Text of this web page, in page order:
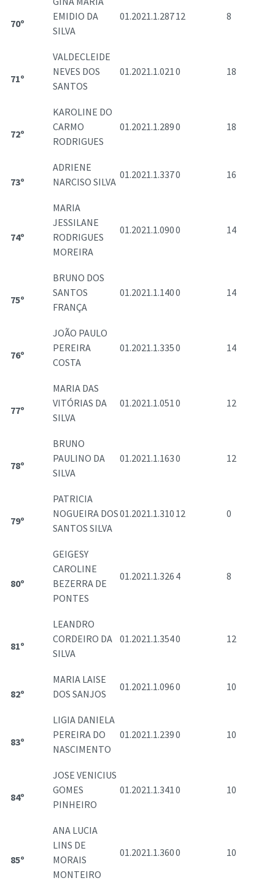
70º
EMIDIO DA
SILVA
01.2021.1.28712 8
71º
VALDECLEIDE
NEVES DOS
SANTOS
01.2021.1.0210 18
72º
KAROLINE DO
CARMO
RODRIGUES
01.2021.1.2890 18
73º
ADRIENE
NARCISO SILVA
01.2021.1.3370 16
74º
MARIA
JESSILANE
RODRIGUES
MOREIRA
01.2021.1.0900 14
75º
BRUNO DOS
SANTOS
FRANÇA
01.2021.1.1400 14
76º
JOÃO PAULO
PEREIRA
COSTA
01.2021.1.3350 14
77º
MARIA DAS
VITÓRIAS DA
SILVA
01.2021.1.0510 12
78º
BRUNO
PAULINO DA
SILVA
01.2021.1.1630 12
79º
PATRICIA
NOGUEIRA DOS
SANTOS SILVA
01.2021.1.310 12 0
80º
GEIGESY
CAROLINE
BEZERRA DE
PONTES
01.2021.1.326 4 8
81º
LEANDRO
CORDEIRO DA
SILVA
01.2021.1.3540 12
82º
MARIA LAISE
DOS SANJOS
01.2021.1.0960 10
83º
LIGIA DANIELA
PEREIRA DO
NASCIMENTO
01.2021.1.2390 10
84º
JOSE VENICIUS
GOMES
PINHEIRO
01.2021.1.3410 10
85º
ANA LUCIA
LINS DE
MORAIS
MONTEIRO
01.2021.1.3600 10